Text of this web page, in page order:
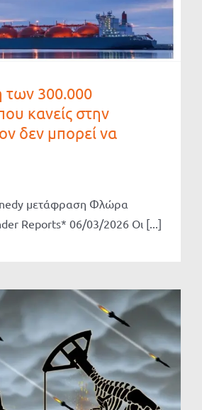
300.000
κανείς στην
δεν μπορεί να
μετάφραση Φλώρα
Reports* 06/03/2026 Οι [...]